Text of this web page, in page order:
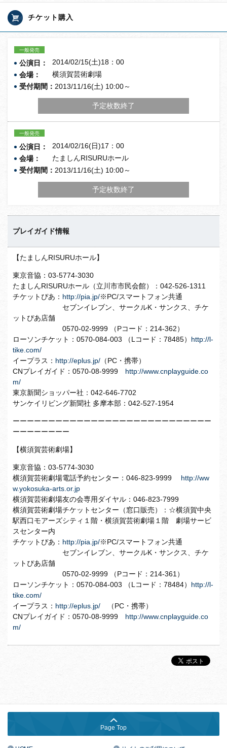
チケット購入
一般発売
公演日：
2014/02/15(土)18：00
会場：
横須賀芸術劇場
受付期間： 2013/11/16(土) 10:00～
予定枚数終了
一般発売
公演日：
2014/02/16(日)17：00
会場：
たましんRISURUホール
受付期間： 2013/11/16(土) 10:00～
予定枚数終了
プレイガイド情報
【たましんRISURUホール】
東京音協：03-5774-3030
たましんRISURUホール（立川市市民会館）：042-526-1311
チケットぴあ： http://pia.jp/※PC/スマートフォン共通
セブンイレブン、サークルK・サンクス、チケ
ットぴあ店舗
0570-02-9999 （Pコード：214-362）
ローソンチケット：0570-084-003 （Lコード：78485） http://l-
tike.com/
イープラス： http://eplus.jp/ （PC・携帯）
CNプレイガイド：0570-08-9999 http://www.cnplayguide.co
m/
東京新聞ショッパー社：042-646-7702
サンケイリビング新聞社 多摩本部：042-527-1954
ーーーーーーーーーーーーーーーーーーーーーーーーーーーー
ーーーーーーーー
【横須賀芸術劇場】
東京音協：03-5774-3030
横須賀芸術劇場電話予約センター：046-823-9999 http://ww
w.yokosuka-arts.or.jp
横須賀芸術劇場友の会専用ダイヤル：046-823-7999
横須賀芸術劇場チケットセンター（窓口販売）：☆横須賀中央
駅西口モアーズシティ１階・横須賀芸術劇場１階 劇場サービ
スセンター内
チケットぴあ： http://pia.jp/※PC/スマートフォン共通
セブンイレブン、サークルK・サンクス、チケ
ットぴあ店舗
0570-02-9999 （Pコード：214-361）
ローソンチケット：0570-084-003 （Lコード：78484） http://l-
tike.com/
イープラス： http://eplus.jp/ （PC・携帯）
CNプレイガイド：0570-08-9999 http://www.cnplayguide.co
m/
Page Top